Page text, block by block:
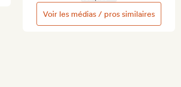
Voir les médias / pros similaires